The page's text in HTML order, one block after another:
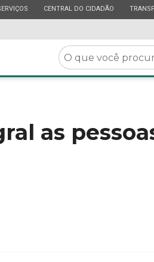
ESTADO
CENTRAL DO CIDADÃO
O
que
você
as